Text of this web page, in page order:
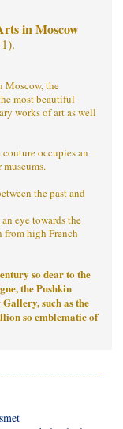
in Moscow
Moscow, the
most beautiful
works of art as well
occupies an
the past and
eye towards the
from high French
so dear to the
the Pushkin
such as the
so emblematic of